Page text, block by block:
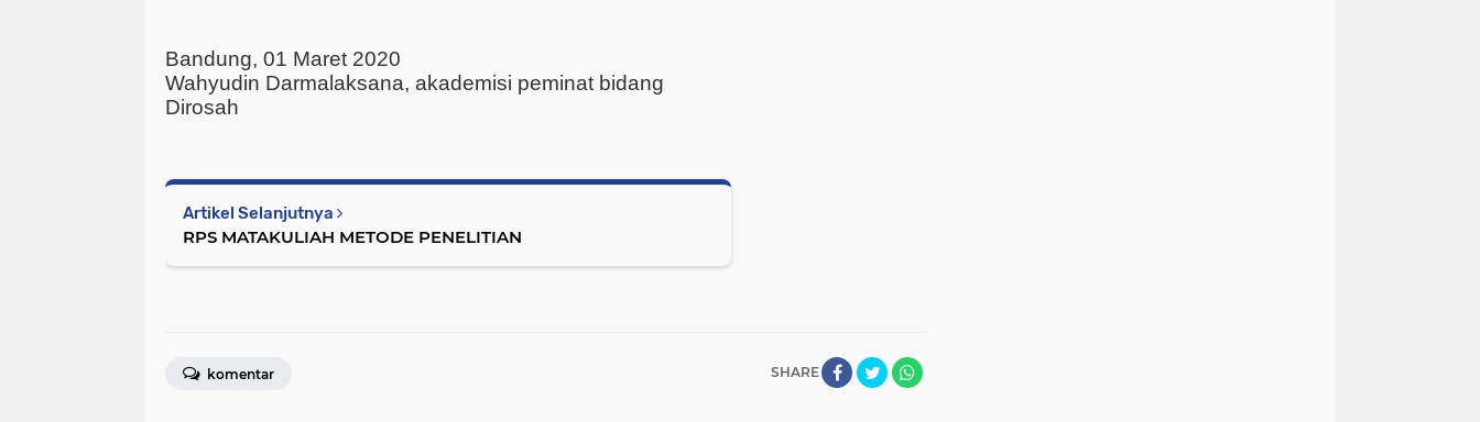
Bandung, 01 Maret 2020
Wahyudin Darmalaksana, akademisi peminat bidang
Dirosah
Artikel Selanjutnya
RPS MATAKULIAH METODE PENELITIAN
SHARE
komentar